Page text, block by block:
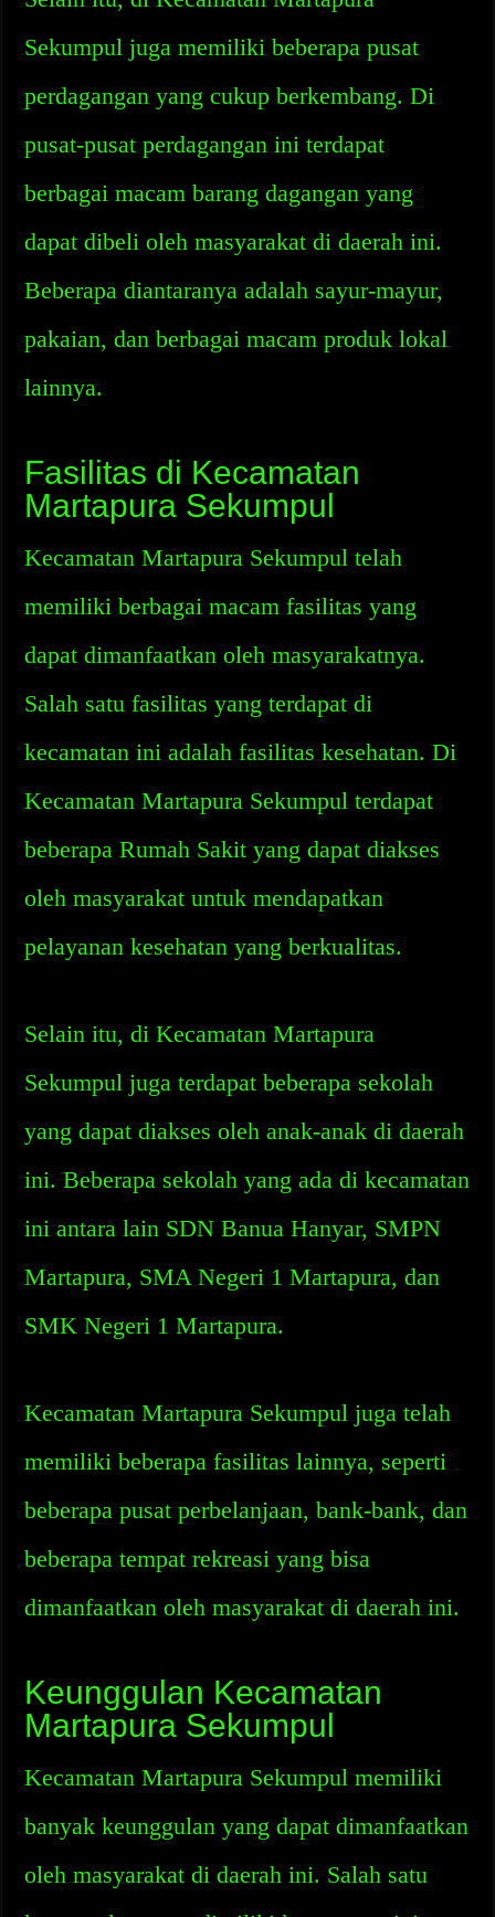
Sekumpul juga memiliki beberapa pusat
perdagangan yang cukup berkembang. Di
pusat-pusat perdagangan ini terdapat
berbagai macam barang dagangan yang
dapat dibeli oleh masyarakat di daerah ini.
Beberapa diantaranya adalah sayur-mayur,
pakaian, dan berbagai macam produk lokal
lainnya.
Fasilitas di Kecamatan
Martapura Sekumpul
Kecamatan Martapura Sekumpul telah
memiliki berbagai macam fasilitas yang
dapat dimanfaatkan oleh masyarakatnya.
Salah satu fasilitas yang terdapat di
kecamatan ini adalah fasilitas kesehatan. Di
Kecamatan Martapura Sekumpul terdapat
beberapa Rumah Sakit yang dapat diakses
oleh masyarakat untuk mendapatkan
pelayanan kesehatan yang berkualitas.
Selain itu, di Kecamatan Martapura
Sekumpul juga terdapat beberapa sekolah
yang dapat diakses oleh anak-anak di daerah
ini. Beberapa sekolah yang ada di kecamatan
ini antara lain SDN Banua Hanyar, SMPN
Martapura, SMA Negeri 1 Martapura, dan
SMK Negeri 1 Martapura.
Kecamatan Martapura Sekumpul juga telah
memiliki beberapa fasilitas lainnya, seperti
beberapa pusat perbelanjaan, bank-bank, dan
beberapa tempat rekreasi yang bisa
dimanfaatkan oleh masyarakat di daerah ini.
Keunggulan Kecamatan
Martapura Sekumpul
Kecamatan Martapura Sekumpul memiliki
banyak keunggulan yang dapat dimanfaatkan
oleh masyarakat di daerah ini. Salah satu